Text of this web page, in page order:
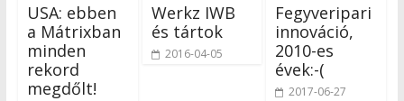
USA: ebben
a Mátrixban
minden
rekord
megdőlt!
Werkz IWB
és tártok
2016-04-05
Fegyveripari
innováció,
2010-es
évek:-(
2017-06-27